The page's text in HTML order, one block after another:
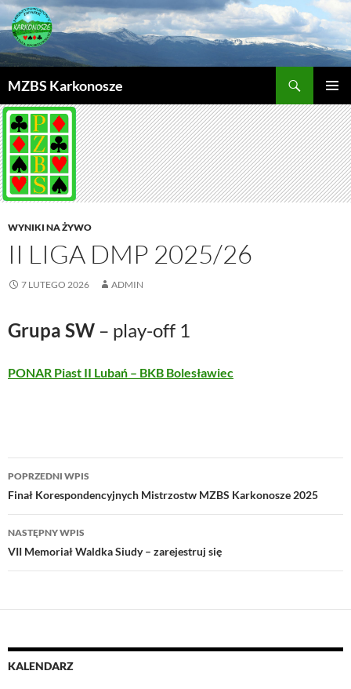
MZBS Karkonosze
MENU
DO
TREŚCI
WYNIKI NA ŻYWO
II LIGA DMP 2025/26
7 LUTEGO 2026 ADMIN
Grupa SW – play-off 1
PONAR Piast II Lubań – BKB Bolesławiec
POPRZEDNI WPIS
Finał Korespondencyjnych Mistrzostw MZBS Karkonosze 2025
NASTĘPNY WPIS
VII Memoriał Waldka Siudy – zarejestruj się
KALENDARZ